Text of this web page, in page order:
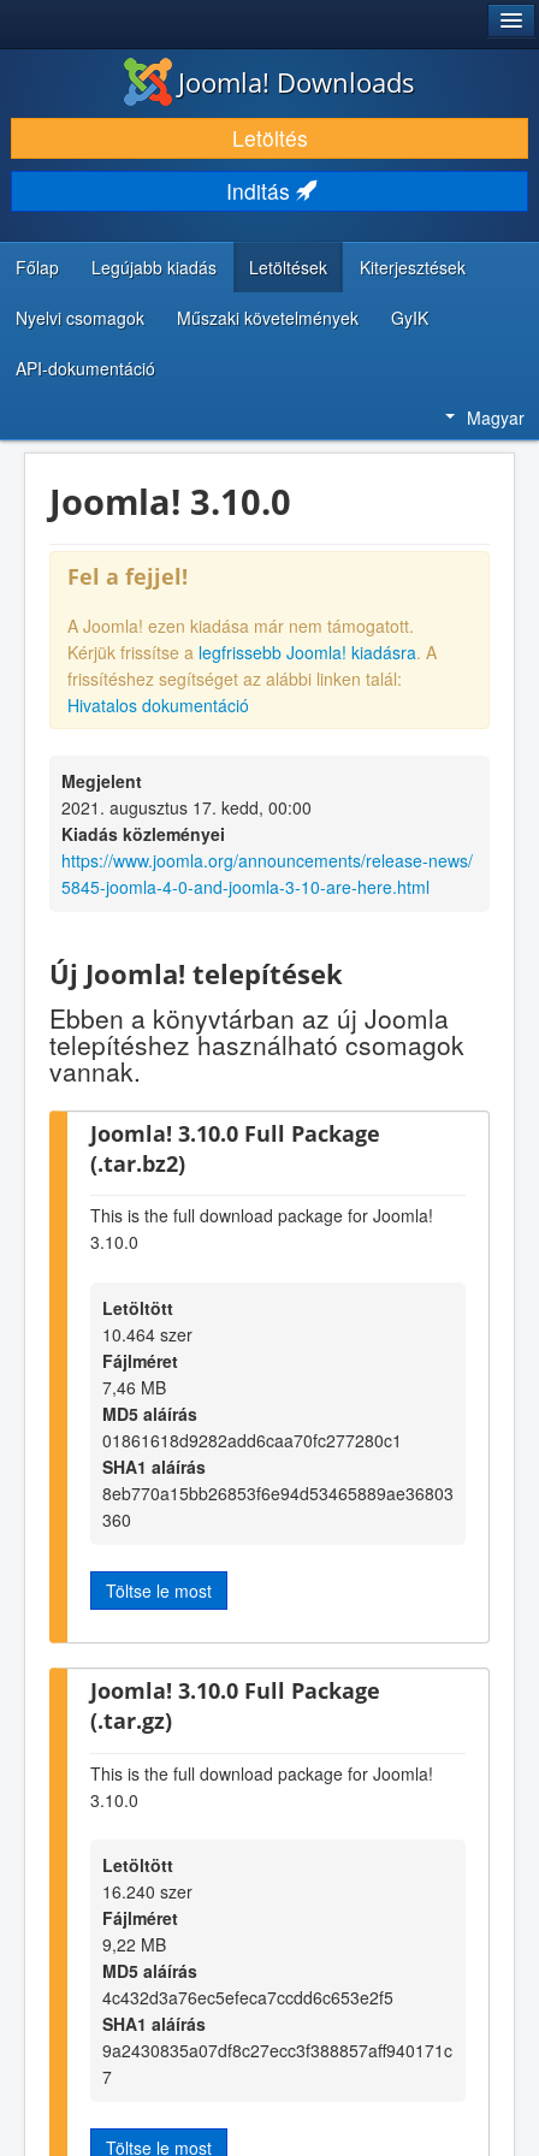
LETÖLTÉS ÉS KITERJESZTÉS
FEDEZZE FEL ÉS TANULJA MEG
KÖZÖSSÉG ÉS TÁMOGATÁS
FEJLESZTŐI ERŐFORRÁSOK
Joomla! Downloads
Letöltés
Inditás
Főlap Legújabb kiadás Letöltések Kiterjesztések
Nyelvi csomagok Műszaki követelmények GyIK
API-dokumentáció
Magyar
Joomla! 3.10.0
Fel a fejjel!
A Joomla! ezen kiadása már nem támogatott.
Kérjük frissítse a legfrissebb Joomla! kiadásra. A
frissítéshez segítséget az alábbi linken talál:
Hivatalos dokumentáció
Megjelent
2021. augusztus 17. kedd, 00:00
Kiadás közleményei
https://www.joomla.org/announcements/release-news/
5845-joomla-4-0-and-joomla-3-10-are-here.html
Új Joomla! telepítések
Ebben a könyvtárban az új Joomla
telepítéshez használható csomagok
vannak.
Joomla! 3.10.0 Full Package
(.tar.bz2)
This is the full download package for Joomla!
3.10.0
Letöltött
10.464 szer
Fájlméret
7,46 MB
MD5 aláírás
01861618d9282add6caa70fc277280c1
SHA1 aláírás
8eb770a15bb26853f6e94d53465889ae36803
360
Töltse le most
Joomla! 3.10.0 Full Package
(.tar.gz)
This is the full download package for Joomla!
3.10.0
Letöltött
16.240 szer
Fájlméret
9,22 MB
MD5 aláírás
4c432d3a76ec5efeca7ccdd6c653e2f5
SHA1 aláírás
9a2430835a07df8c27ecc3f388857aff940171c
7
Töltse le most